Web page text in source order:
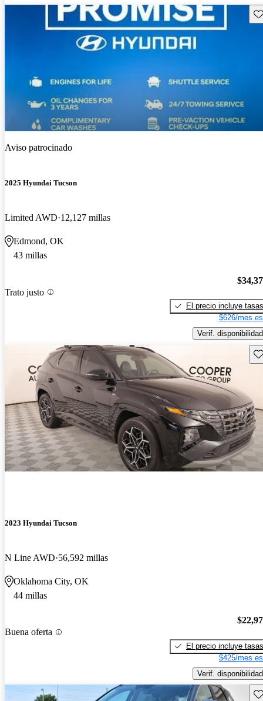
Aviso patrocinado
2025 Hyundai Tucson
Limited AWD 12,127 millas
Edmond, OK
43 millas
Trato justo
El precio incluye tasas
$626/mes
Verif. disponibilidad
2023 Hyundai Tucson
N Line AWD 56,592 millas
Oklahoma City, OK
44 millas
Buena oferta
El precio incluye tasas
$425/mes
Verif. disponibilidad